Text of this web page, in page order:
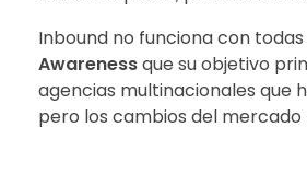
Inbound no funciona con
Awarenessque su objetivo
agencias multinacionales que
pero los cambios del mercado